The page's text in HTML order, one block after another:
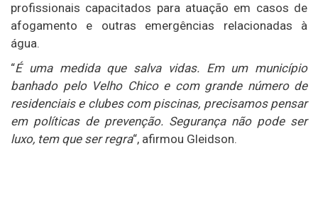
profissionais capacitados para atuação em casos de
afogamento e outras emergências relacionadas à
água.
“É uma medida que salva vidas. Em um município
banhado pelo Velho Chico e com grande número de
residenciais e clubes com piscinas, precisamos pensar
em políticas de prevenção. Segurança não pode ser
luxo, tem que ser regra“, afirmou Gleidson.